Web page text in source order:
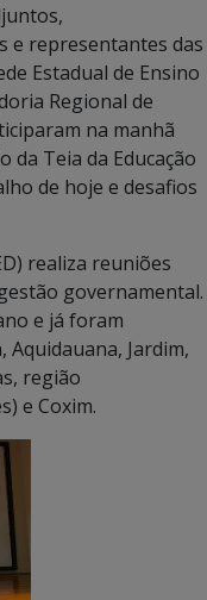
e representantes das
Estadual de Ensino
Regional de
na manhã
da Teia da Educação
de hoje e desafios
realiza reuniões
governamental.
e já foram
Aquidauana, Jardim,
região
e Coxim.